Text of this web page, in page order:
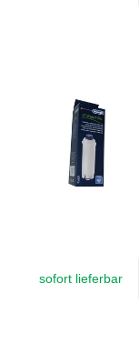
sofort lieferbar